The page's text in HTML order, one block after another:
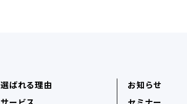
選ばれる理由
お知らせ